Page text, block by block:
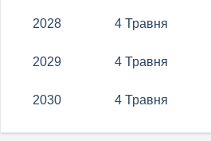
2028 4 Травня
2029 4 Травня
2030 4 Травня